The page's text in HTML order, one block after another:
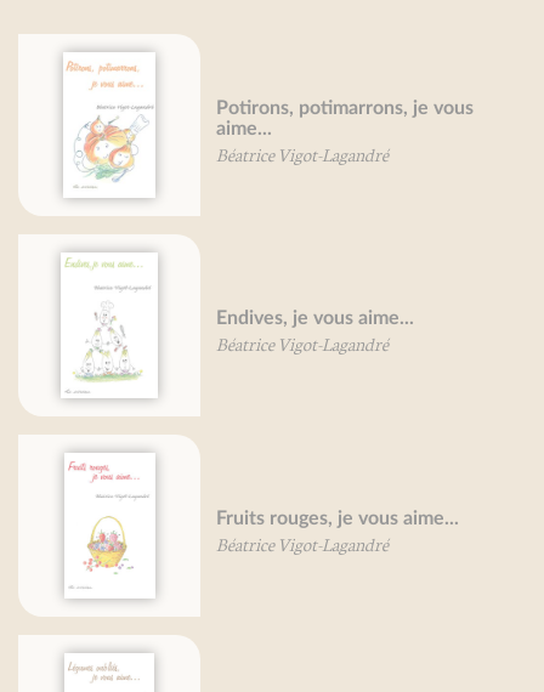
Légumes secs et légumineuses, je
vous aime... (nouvelle édition)
Béatrice Vigot-Lagandré
Pommes de terre, je vous aime ...
Daniel Pierre
Oeufs, je vous aime…
Béatrice Vigot-Lagandré